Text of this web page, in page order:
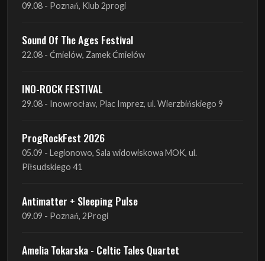
INO-ROCK FESTIVAL
29.08 - Inowrocław, Plac Imprez, ul. Wierzbińskiego 9
ProgRockFest 2026
Antimatter + Sleeping Pulse
09.09 - Poznań, 2Progi
Amelia Tokarska - Celtic Tales Quartet
10.09 - Rybnik, Teatr Ziemi Rybnickiej
Antimatter + Sleeping Pulse